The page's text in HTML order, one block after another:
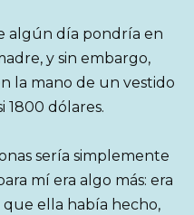
algún día pondría en
y sin embargo,
la mano de un vestido
1800 dólares.
sería simplemente
mí era algo más: era
ella había hecho,